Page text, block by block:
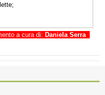
a cura di: Daniela Serra